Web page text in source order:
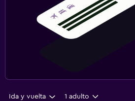
Ida y vuelta 1 adulto